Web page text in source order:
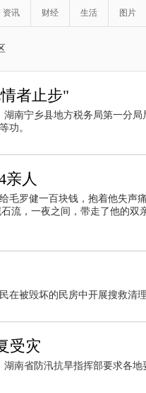
资讯 财经 生活 图片
者止步"
南宁乡县地方税务局第一分
功。
亲人
毛罗健一百块钱，抱着他失声
流，一夜之间，带走了他的双
在被毁坏的民房中开展搜救清理
受灾
南省防汛抗旱指挥部要求各